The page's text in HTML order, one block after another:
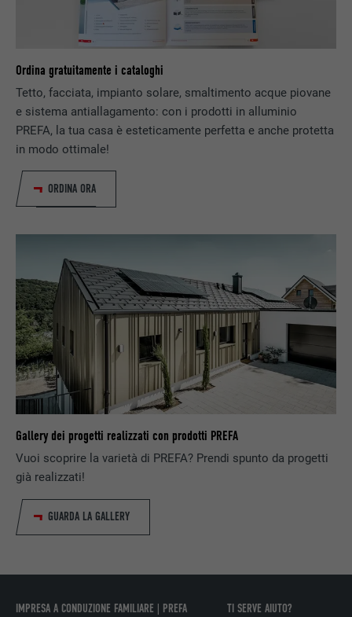
Ordina gratuitamente i cataloghi
Tetto, facciata, impianto solare, smaltimento acque piovane
e sistema antiallagamento: con i prodotti in alluminio
PREFA, la tua casa è esteticamente perfetta e anche protetta
in modo ottimale!
ORDINA ORA
Gallery dei progetti realizzati con prodotti PREFA
Vuoi scoprire la varietà di PREFA? Prendi spunto da progetti
già realizzati!
GUARDA LA GALLERY
IMPRESA A CONDUZIONE FAMILIARE | PREFA TI SERVE AIUTO?
lidc
PROVIDER LinkedIn
DECORSO 1 giorno
SCOPO
LinkedIn per il tracking dell’utilizzo di
PROVIDER LinkedIn
DECORSO 1 anno
SCOPO
Utilizzato per assicurare che sul browser
sia presente la corretta proprietà SameSite
per tutti i cookie.
NOME _fbp
PROVIDER
offerte in tempo reale di inserzionisti terzi.